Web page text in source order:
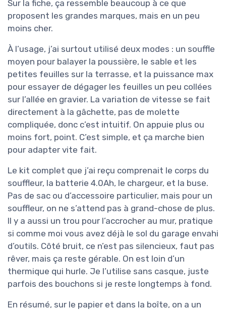
Sur la fiche, ça ressemble beaucoup à ce que
proposent les grandes marques, mais en un peu
moins cher.
À l’usage, j’ai surtout utilisé deux modes : un souffle
moyen pour balayer la poussière, le sable et les
petites feuilles sur la terrasse, et la puissance max
pour essayer de dégager les feuilles un peu collées
sur l’allée en gravier. La variation de vitesse se fait
directement à la gâchette, pas de molette
compliquée, donc c’est intuitif. On appuie plus ou
moins fort, point. C’est simple, et ça marche bien
pour adapter vite fait.
Le kit complet que j’ai reçu comprenait le corps du
souffleur, la batterie 4.0Ah, le chargeur, et la buse.
Pas de sac ou d’accessoire particulier, mais pour un
souffleur, on ne s’attend pas à grand-chose de plus.
Il y a aussi un trou pour l’accrocher au mur, pratique
si comme moi vous avez déjà le sol du garage envahi
d’outils. Côté bruit, ce n’est pas silencieux, faut pas
rêver, mais ça reste gérable. On est loin d’un
thermique qui hurle. Je l’utilise sans casque, juste
parfois des bouchons si je reste longtemps à fond.
En résumé, sur le papier et dans la boîte, on a un